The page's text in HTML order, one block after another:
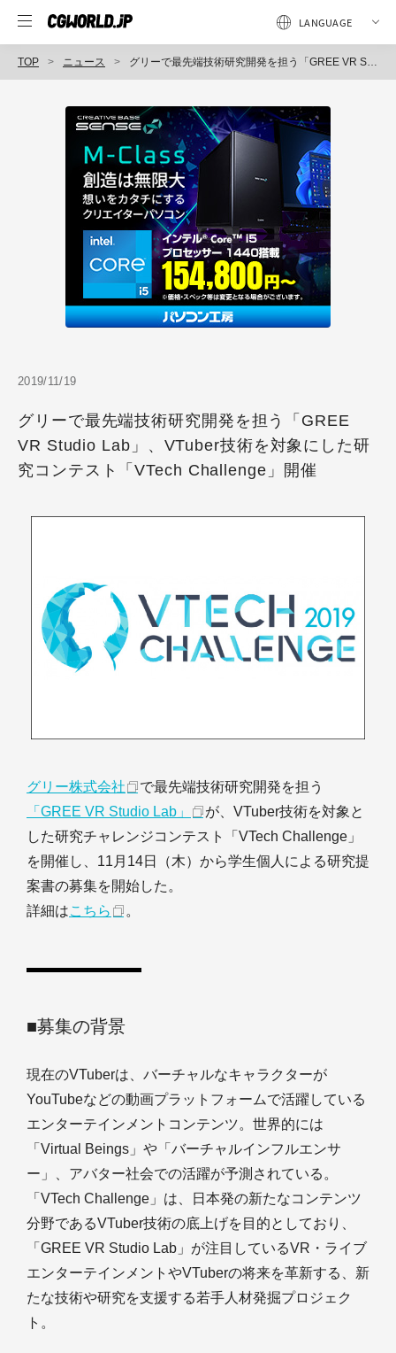
TOP ニュース グリーで最先端技術研究開発を担う「GREE VR Studio Lab」、VTuber技術を対象にした研究コンテスト「VTech Challenge」開催
2019/11/19
グリーで最先端技術研究開発を担う「GREE
VR Studio Lab」、VTuber技術を対象にした研
究コンテスト「VTech Challenge」開催
グリー株式会社
で最先端技術研究開発を担う
「GREE VR Studio Lab」
が、VTuber技術を対象と
した研究チャレンジコンテスト「VTech Challenge」
を開催し、11月14日（木）から学生個人による研究提
案書の募集を開始した。
詳細はこちら 。
■募集の背景
現在のVTuberは、バーチャルなキャラクターが
YouTubeなどの動画プラットフォームで活躍している
エンターテインメントコンテンツ。世界的には
「Virtual Beings」や「バーチャルインフルエンサ
ー」、アバター社会での活躍が予測されている。
「VTech Challenge」は、日本発の新たなコンテンツ
分野であるVTuber技術の底上げを目的としており、
「GREE VR Studio Lab」が注目しているVR・ライブ
エンターテインメントやVTuberの将来を革新する、新
たな技術や研究を支援する若手人材発掘プロジェク
ト。